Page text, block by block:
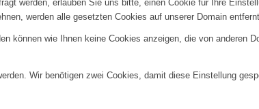
werden, erlauben Sie uns bitte, einen Cookie für Ihre
werden alle gesetzten Cookies auf unserer Domain entfernt.
können wie Ihnen keine Cookies anzeigen, die von anderen
Wir benötigen zwei Cookies, damit diese Einstellung